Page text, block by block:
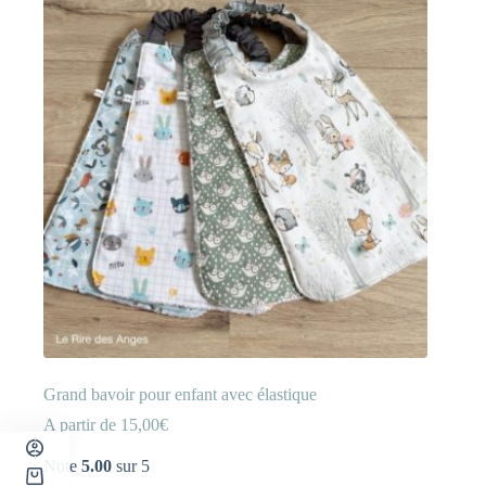
peuvent
être
choisies
sur
page
du
produit
Grand bavoir pour enfant avec élastique
A partir de 15,00€
Note 5.00 sur 5